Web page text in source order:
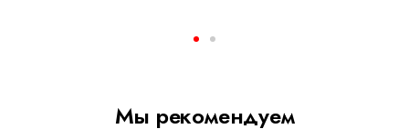
Мы рекомендуем